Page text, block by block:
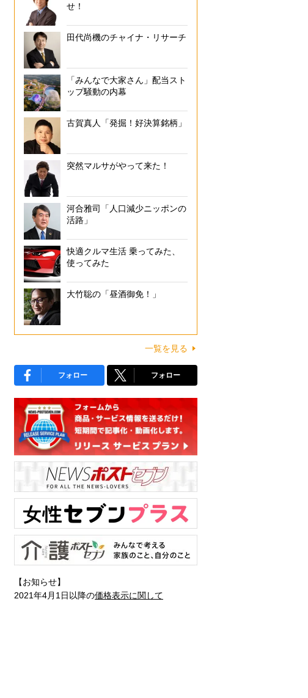
せ！
田代尚機のチャイナ・リサーチ
「みんなで大家さん」配当スト
ップ騒動の内幕
古賀真人「発掘！好決算銘柄」
突然マルサがやって来た！
河合雅司「人口減少ニッポンの
活路」
快適クルマ生活 乗ってみた、
使ってみた
大竹聡の「昼酒御免！」
一覧を見る
フォロー フォロー
【お知らせ】
2021年4月1日以降の価格表示に関して